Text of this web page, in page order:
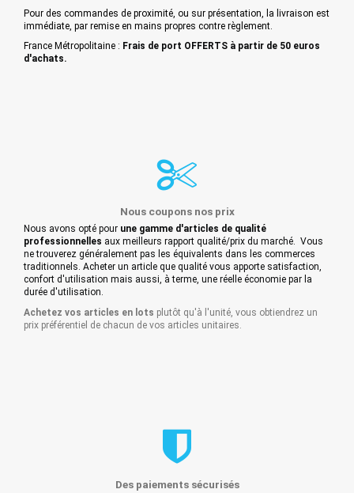
Pour des commandes de proximité, ou sur présentation, la livraison est
immédiate, par remise en mains propres contre règlement.
France Métropolitaine : Frais de port OFFERTS à partir de 50 euros
d'achats.
Nous coupons nos prix
Nous avons opté pour une gamme d'articles de qualité
professionnelles aux meilleurs rapport qualité/prix du marché. Vous
ne trouverez généralement pas les équivalents dans les commerces
traditionnels. Acheter un article que qualité vous apporte satisfaction,
confort d'utilisation mais aussi, à terme, une réelle économie par la
durée d'utilisation.
Achetez vos articles en lots plutôt qu'à l'unité, vous obtiendrez un
prix préférentiel de chacun de vos articles unitaires.
Des paiements sécurisés